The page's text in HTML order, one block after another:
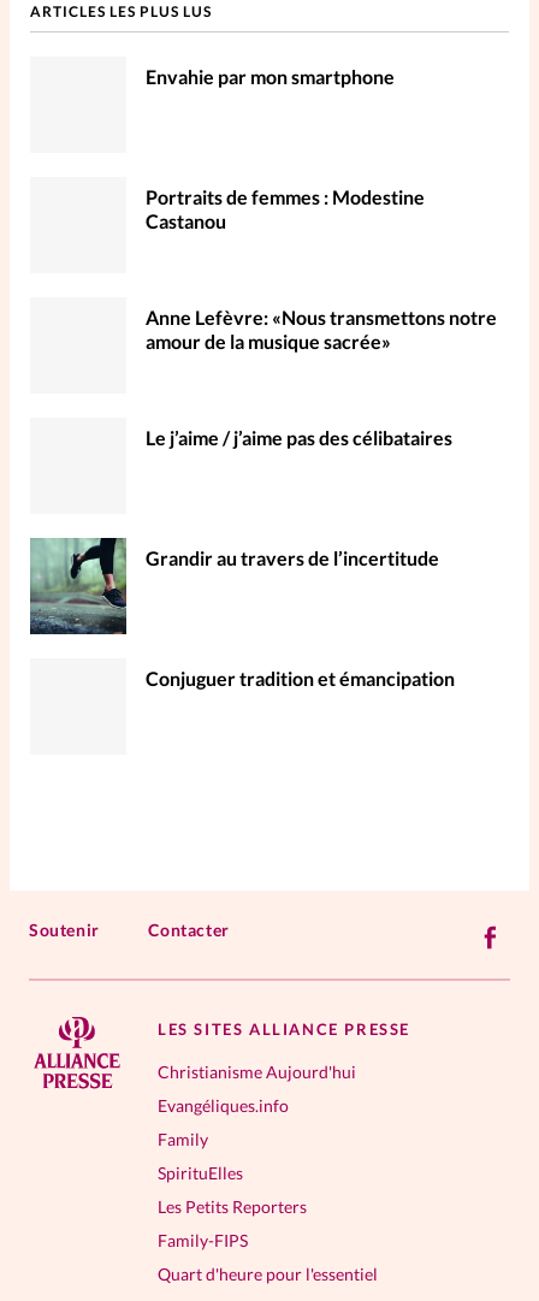
ARTICLES LES PLUS LUS
Envahie par mon smartphone
Portraits de femmes : Modestine
Castanou
Anne Lefèvre: «Nous transmettons notre
amour de la musique sacrée»
Le j’aime / j’aime pas des célibataires
Grandir au travers de l’incertitude
Conjuguer tradition et émancipation
Soutenir Contacter
LES SITES ALLIANCE PRESSE
Christianisme Aujourd'hui
Evangéliques.info
Family
SpirituElles
Les Petits Reporters
Family-FIPS
Quart d'heure pour l'essentiel